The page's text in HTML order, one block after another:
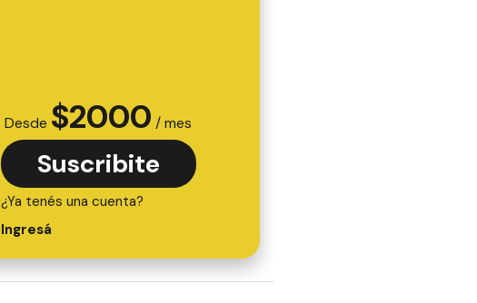
Desde $2000 / mes
Suscribite
¿Ya tenés una cuenta?
Ingresá